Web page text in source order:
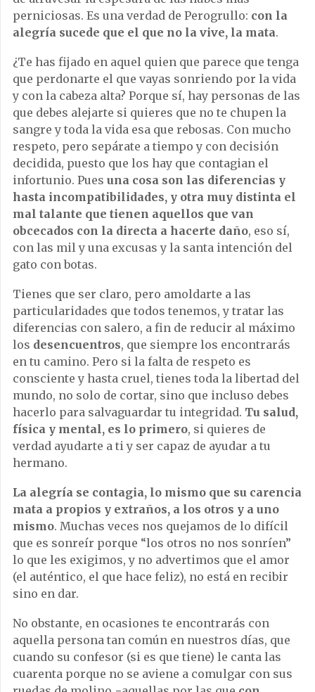
perniciosas. Es una verdad de Perogrullo: con la
alegría sucede que el que no la vive, la mata.
¿Te has fijado en aquel quien que parece que tenga
que perdonarte el que vayas sonriendo por la vida
y con la cabeza alta? Porque sí, hay personas de las
que debes alejarte si quieres que no te chupen la
sangre y toda la vida esa que rebosas. Con mucho
respeto, pero sepárate a tiempo y con decisión
decidida, puesto que los hay que contagian el
infortunio. Pues una cosa son las diferencias y
hasta incompatibilidades, y otra muy distinta el
mal talante que tienen aquellos que van
obcecados con la directa a hacerte daño, eso sí,
con las mil y una excusas y la santa intención del
gato con botas.
Tienes que ser claro, pero amoldarte a las
particularidades que todos tenemos, y tratar las
diferencias con salero, a fin de reducir al máximo
los desencuentros, que siempre los encontrarás
en tu camino. Pero si la falta de respeto es
consciente y hasta cruel, tienes toda la libertad del
mundo, no solo de cortar, sino que incluso debes
hacerlo para salvaguardar tu integridad. Tu salud,
física y mental, es lo primero, si quieres de
verdad ayudarte a ti y ser capaz de ayudar a tu
hermano.
La alegría se contagia, lo mismo que su carencia
mata a propios y extraños, a los otros y a uno
mismo. Muchas veces nos quejamos de lo difícil
que es sonreír porque “los otros no nos sonríen”
lo que les exigimos, y no advertimos que el amor
(el auténtico, el que hace feliz), no está en recibir
sino en dar.
No obstante, en ocasiones te encontrarás con
aquella persona tan común en nuestros días, que
cuando su confesor (si es que tiene) le canta las
cuarenta porque no se aviene a comulgar con sus